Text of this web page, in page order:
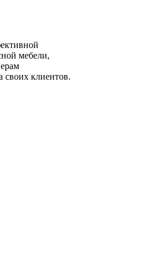
мебели,
своих клиентов.